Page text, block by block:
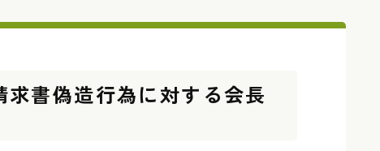
書偽造行為に対する会長